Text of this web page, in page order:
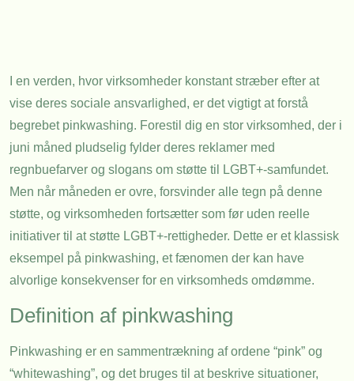
I en verden, hvor virksomheder konstant stræber efter at
vise deres sociale ansvarlighed, er det vigtigt at forstå
begrebet pinkwashing. Forestil dig en stor virksomhed, der i
juni måned pludselig fylder deres reklamer med
regnbuefarver og slogans om støtte til LGBT+-samfundet.
Men når måneden er ovre, forsvinder alle tegn på denne
støtte, og virksomheden fortsætter som før uden reelle
initiativer til at støtte LGBT+-rettigheder. Dette er et klassisk
eksempel på pinkwashing, et fænomen der kan have
alvorlige konsekvenser for en virksomheds omdømme.
Definition af pinkwashing
Pinkwashing er en sammentrækning af ordene “pink” og
“whitewashing”, og det bruges til at beskrive situationer,